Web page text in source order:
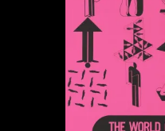
關於M+藏品
探索世界頂級的
文化藏品。